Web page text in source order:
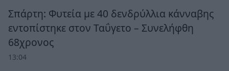
Σπάρτη: Φυτεία με 40 δενδρύλλια κάνναβης
εντοπίστηκε στον Ταΰγετο – Συνελήφθη
68χρονος
13:04